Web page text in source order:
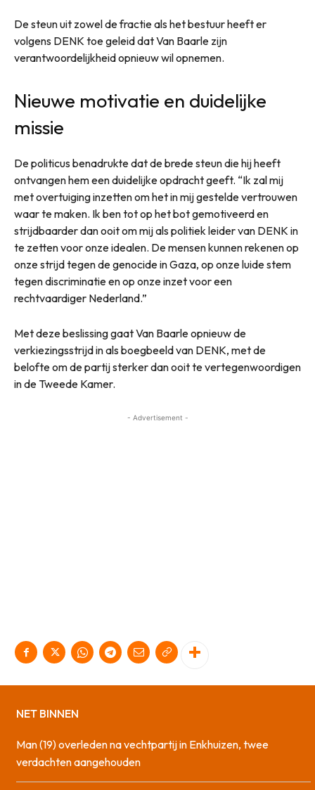
De steun uit zowel de fractie als het bestuur heeft er
volgens DENK toe geleid dat Van Baarle zijn
verantwoordelijkheid opnieuw wil opnemen.
Nieuwe motivatie en duidelijke
missie
De politicus benadrukte dat de brede steun die hij heeft
ontvangen hem een duidelijke opdracht geeft. “Ik zal mij
met overtuiging inzetten om het in mij gestelde vertrouwen
waar te maken. Ik ben tot op het bot gemotiveerd en
strijdbaarder dan ooit om mij als politiek leider van DENK in
te zetten voor onze idealen. De mensen kunnen rekenen op
onze strijd tegen de genocide in Gaza, op onze luide stem
tegen discriminatie en op onze inzet voor een
rechtvaardiger Nederland.”
Met deze beslissing gaat Van Baarle opnieuw de
verkiezingsstrijd in als boegbeeld van DENK, met de
belofte om de partij sterker dan ooit te vertegenwoordigen
in de Tweede Kamer.
- Advertisement -
NET BINNEN
Man (19) overleden na vechtpartij in Enkhuizen, twee
verdachten aangehouden